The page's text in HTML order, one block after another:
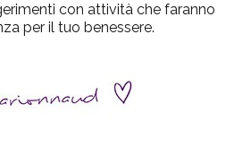
con attività che faranno
per il tuo benessere.